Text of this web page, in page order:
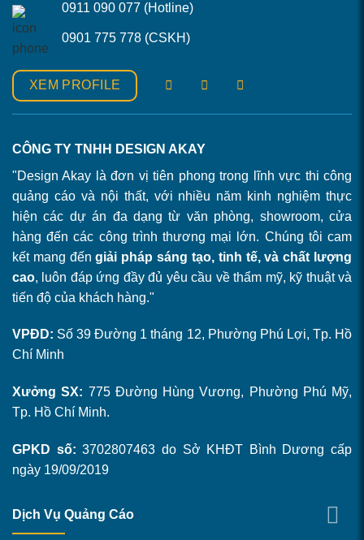
0911 090 077 (Hotline)
0901 775 778 (CSKH)
XEM PROFILE
CÔNG TY TNHH DESIGN AKAY
"Design Akay là đơn vị tiên phong trong lĩnh vực thi công
quảng cáo và nội thất, với nhiều năm kinh nghiệm thực
hiện các dự án đa dạng từ văn phòng, showroom, cửa
hàng đến các công trình thương mại lớn. Chúng tôi cam
kết mang đếngiải pháp sáng tạo, tinh tế, và chất lượng
cao, luôn đáp ứng đầy đủ yêu cầu về thẩm mỹ, kỹ thuật và
tiến độ của khách hàng."
VPĐD: Số 39 Đường 1 tháng 12, Phường Phú Lợi, Tp. Hồ
Chí Minh
Xưởng SX: 775 Đường Hùng Vương, Phường Phú Mỹ,
Tp. Hồ Chí Minh.
GPKD số: 3702807463 do Sở KHĐT Bình Dương cấp
ngày 19/09/2019
Dịch Vụ Quảng Cáo